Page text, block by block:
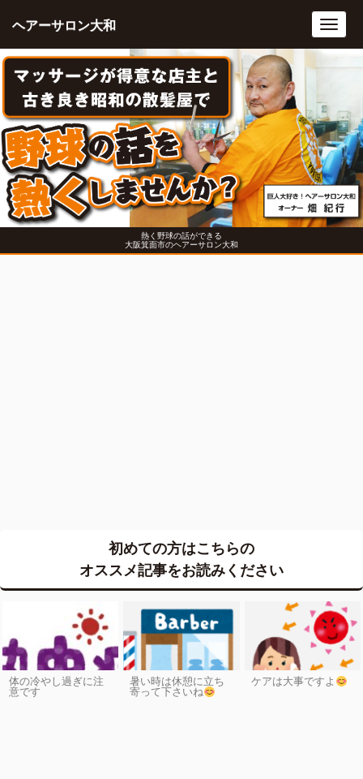
熱く野球の話ができる
大阪箕面市のヘアーサロン大和
ヘアーサロン大和
初めての方はこちらの
オススメ記事をお読みください
体の冷やし過ぎに注
意です
暑い時は休憩に立ち
寄って下さいね
ケアは大事ですよ